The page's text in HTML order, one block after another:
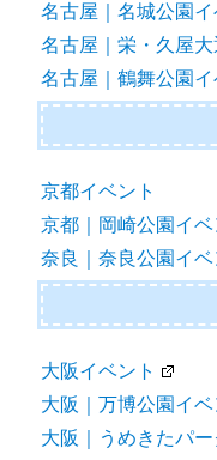
名古屋｜名城公園イ
名古屋｜栄・久屋
名古屋｜鶴舞公園イ
京都イベント
京都｜岡崎公園イベ
奈良｜奈良公園イベ
大阪イベント
大阪｜万博公園イベ
大阪｜うめきたパー